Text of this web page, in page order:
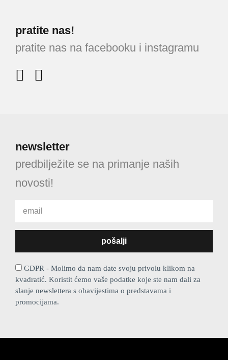
pratite nas!
pratite nas na facebooku i instagramu
newsletter
predbilježite se na primanje naših
novosti!
GDPR - Molimo da nam date svoju privolu klikom na
kvadratić. Koristit ćemo vaše podatke koje ste nam dali za
slanje newslettera s obavijestima o predstavama i
promocijama.